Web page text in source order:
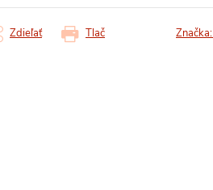
Tlač
Zdieľať Značka: